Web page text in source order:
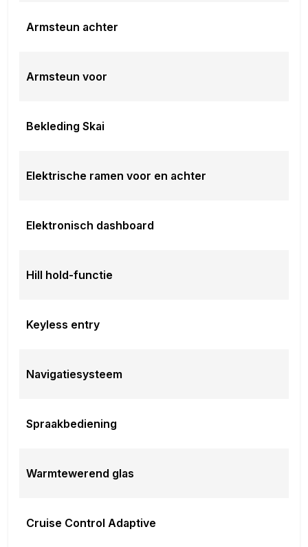
Armsteun achter
Armsteun voor
Bekleding Skai
Elektrische ramen voor en achter
Elektronisch dashboard
Hill hold-functie
Keyless entry
Navigatiesysteem
Spraakbediening
Warmtewerend glas
Cruise Control Adaptive